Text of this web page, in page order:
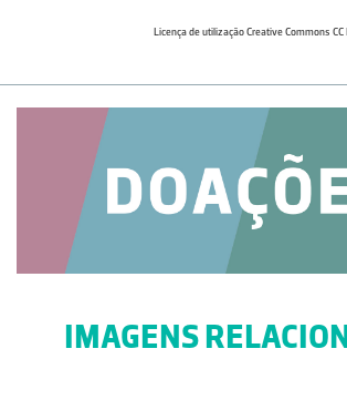
Licença de utilização Creative Commons
IMAGENS